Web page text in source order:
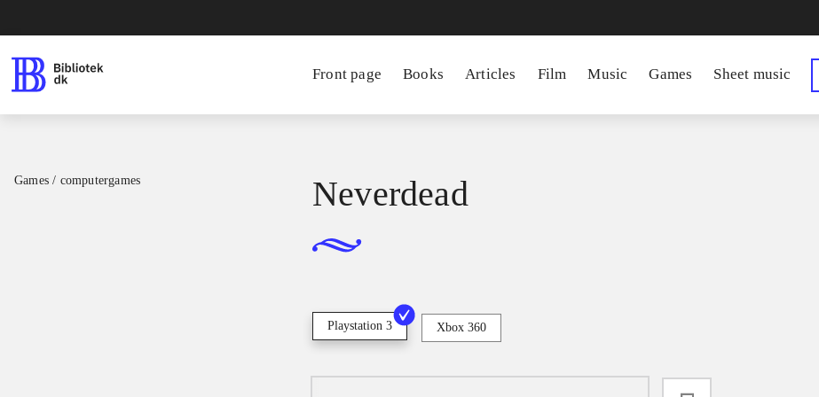
Front page Books Articles Film Music Games Sheet music
Games / computergames Neverdead
Playstation 3 Xbox 360